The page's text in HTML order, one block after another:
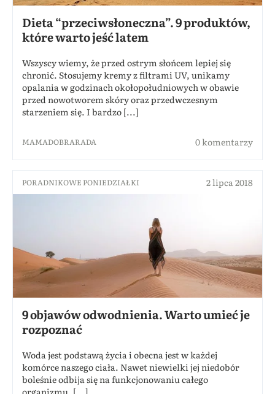
Dieta “przeciwsłoneczna”. 9 produktów,
które warto jeść latem
Wszyscy wiemy, że przed ostrym słońcem lepiej się
chronić. Stosujemy kremy z filtrami UV, unikamy
opalania w godzinach okołopołudniowych w obawie
przed nowotworem skóry oraz przedwczesnym
starzeniem się. I bardzo [...]
MAMADOBRARADA 0 komentarzy
PORADNIKOWE PONIEDZIAŁKI 2 lipca 2018
9 objawów odwodnienia. Warto umieć je
rozpoznać
Woda jest podstawą życia i obecna jest w każdej
komórce naszego ciała. Nawet niewielki jej niedobór
boleśnie odbija się na funkcjonowaniu całego
organizmu. [...]